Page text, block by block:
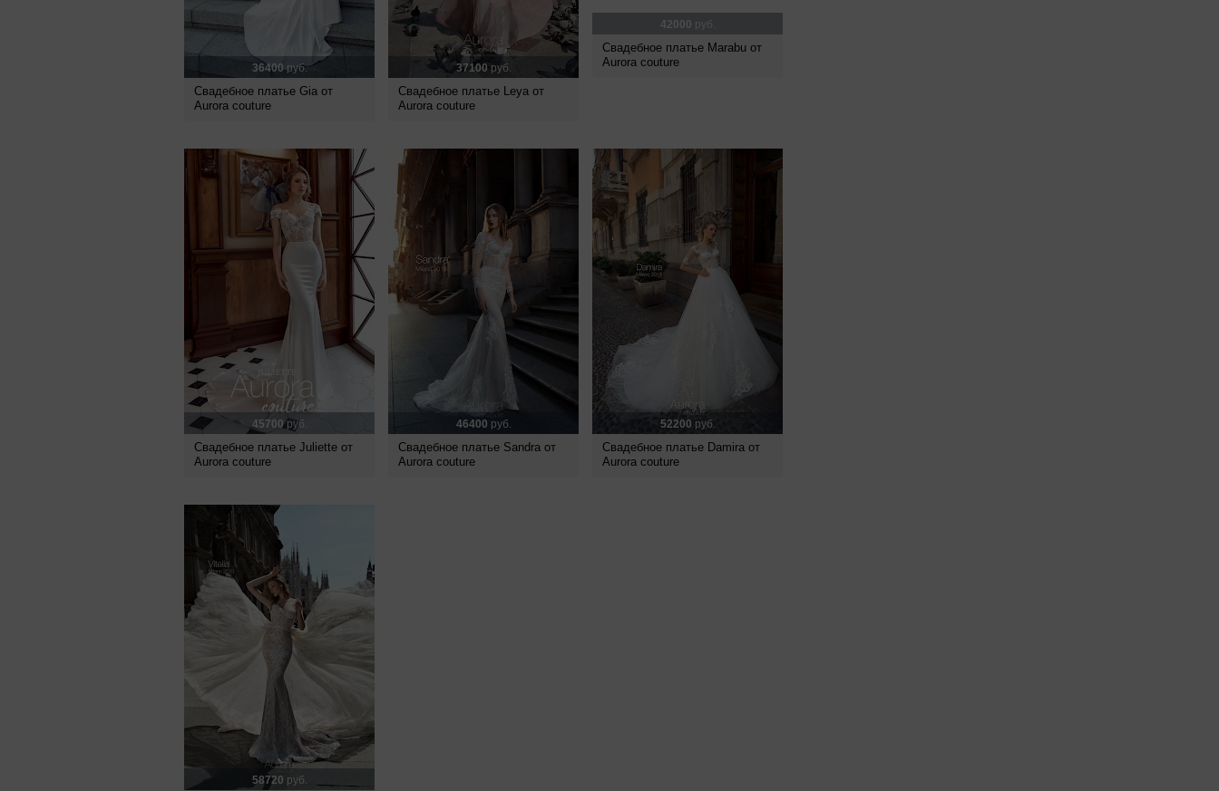
36400руб.
Свадебное платье Gia от
Aurora couture
37100 руб.
Свадебное платье Leya от
Aurora couture
42000 руб.
Свадебное платье Marabu от
Aurora couture
45700руб.
Свадебное платье Juliette от
Aurora couture
46400 руб.
Свадебное платье Sandra от
Aurora couture
52200 руб.
Свадебное платье Damira от
Aurora couture
58720 руб.